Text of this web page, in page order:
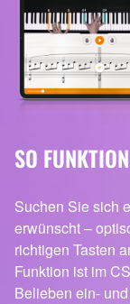
SO
Suchen Sie sich
erwünscht –
richtigen Tasten
Funktion ist im
Belieben ein-